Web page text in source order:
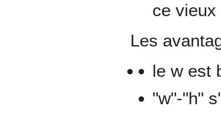
ce vieux
Les
le w est
"w"-"h"